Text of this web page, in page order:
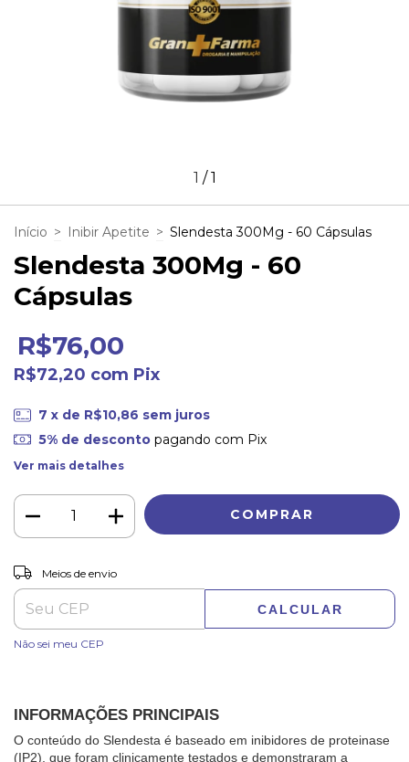
1 /1
Início > Inibir Apetite > Slendesta 300Mg - 60 Cápsulas
Slendesta 300Mg - 60
Cápsulas
R$76,00
R$72,20 com Pix
7 x de R$10,86 sem juros
5% de descontopagando com Pix
Ver mais detalhes
Entregas para o CEP:
Meios de envio
CALCULAR
Não sei meu CEP
INFORMAÇÕES PRINCIPAIS
O conteúdo do Slendesta é baseado em inibidores de proteinase
(IP2), que foram clinicamente testados e demonstraram a